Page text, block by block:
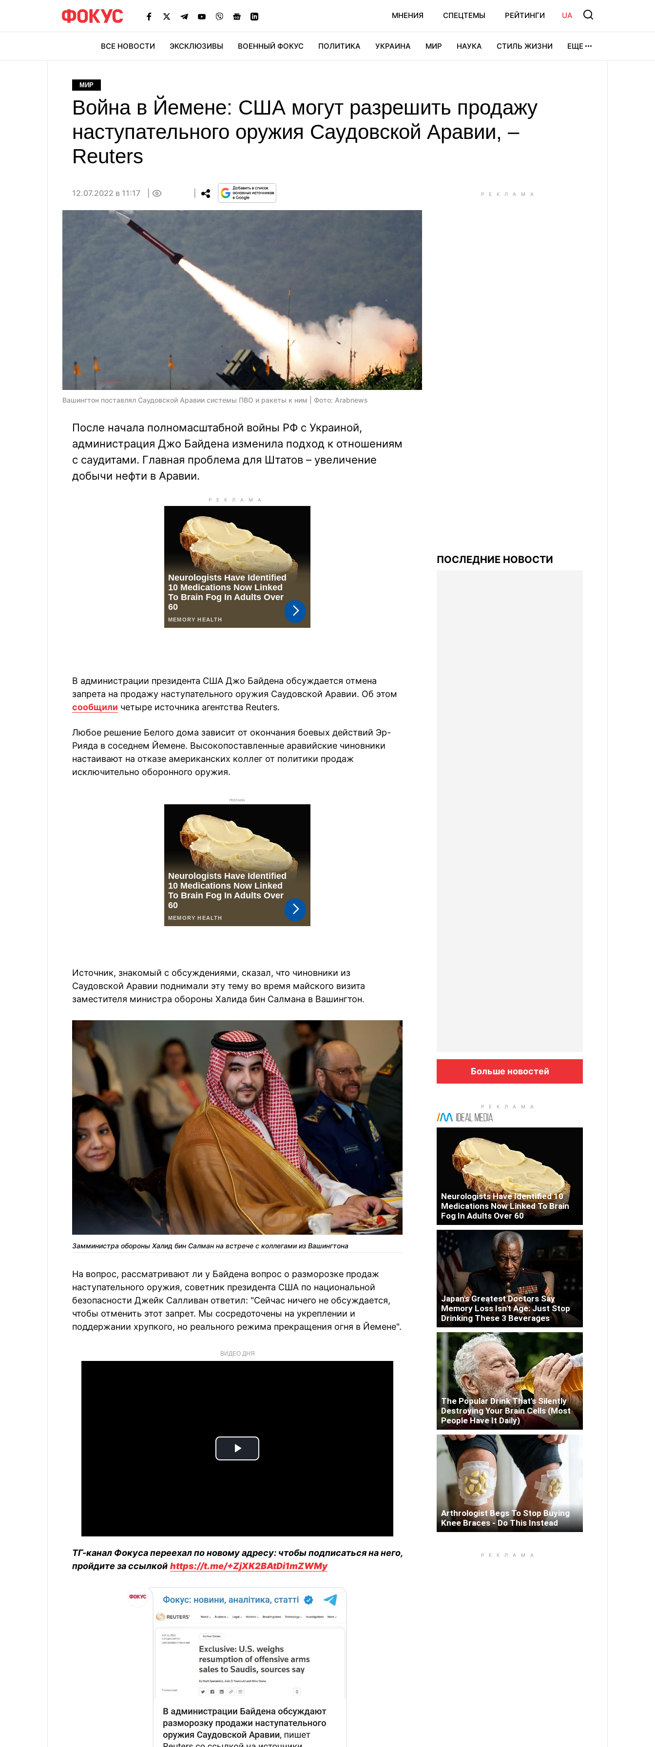
МНЕНИЯ СПЕЦТЕМЫ РЕЙТИНГИ UA
ВСЕ НОВОСТИ ЭКСКЛЮЗИВЫ ВОЕННЫЙ ФОКУС ПОЛИТИКА УКРАИНА МИР НАУКА СТИЛЬ ЖИЗНИ ЕЩЕ
МИР
Война в Йемене: США могут разрешить продажу
наступательного оружия Саудовской Аравии, –
Reuters
12.07.2022 в 11:17
Вашингтон поставлял Саудовской Аравии системы ПВО и ракеты к ним | Фото: Arabnews
После начала полномасштабной войны РФ с Украиной,
администрация Джо Байдена изменила подход к отношениям
с саудитами. Главная проблема для Штатов – увеличение
добычи нефти в Аравии.
В администрации президента США Джо Байдена обсуждается отмена
запрета на продажу наступательного оружия Саудовской Аравии. Об этом
сообщили четыре источника агентства Reuters.
Любое решение Белого дома зависит от окончания боевых действий Эр-
Рияда в соседнем Йемене. Высокопоставленные аравийские чиновники
настаивают на отказе американских коллег от политики продаж
исключительно оборонного оружия.
РЕКЛАМА
Источник, знакомый с обсуждениями, сказал, что чиновники из
Саудовской Аравии поднимали эту тему во время майского визита
заместителя министра обороны Халида бин Салмана в Вашингтон.
Замминистра обороны Халид бин Салман на встрече с коллегами из Вашингтона
На вопрос, рассматривают ли у Байдена вопрос о разморозке продаж
наступательного оружия, советник президента США по национальной
безопасности Джейк Салливан ответил: "Сейчас ничего не обсуждается,
чтобы отменить этот запрет. Мы сосредоточены на укреплении и
поддержании хрупкого, но реального режима прекращения огня в Йемене".
ВИДЕО ДНЯ
Play
ТГ-канал Фокуса переехал по новому адресу: чтобы подписаться на него,
пройдите за ссылкой https://t.me/+ZjXK2BAtDi1mZWMy
ПОСЛЕДНИЕ НОВОСТИ
Больше новостей